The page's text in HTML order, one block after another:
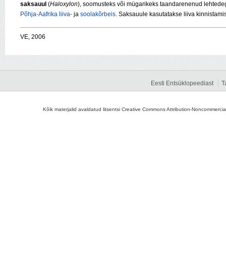
saksauul (Haloxylon), soomusteks või mügarikeks taandarenenud
Põhja-Aafrika liiva- ja soolakõrbeis. Saksauule kasutatakse liiva
VE, 2006
Eesti Entsüklopeediast
Kõik materjalid avaldatud litsentsi Creative Commons Attribution-